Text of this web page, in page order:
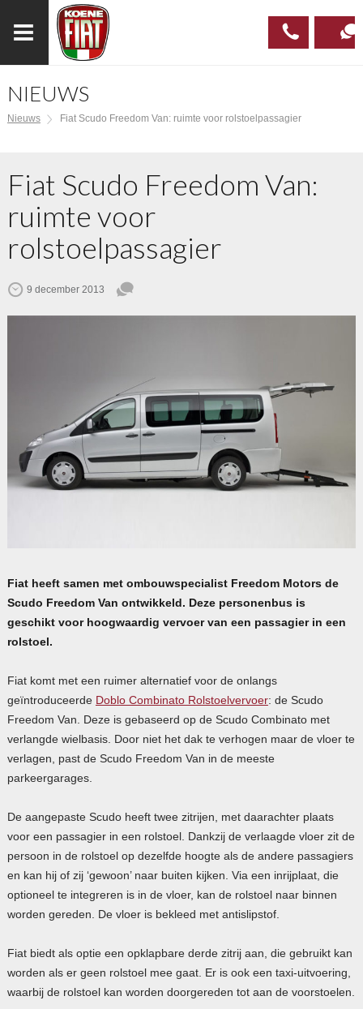
537 97
NIEUWS
Nieuws Fiat Scudo Freedom Van: ruimte voor rolstoelpassagier
Fiat Scudo Freedom Van:
ruimte voor
rolstoelpassagier
9 december 2013
Fiat heeft samen met ombouwspecialist Freedom Motors de
Scudo Freedom Van ontwikkeld. Deze personenbus is
geschikt voor hoogwaardig vervoer van een passagier in een
rolstoel.
Fiat komt met een ruimer alternatief voor de onlangs
geïntroduceerde Doblo Combinato Rolstoelvervoer: de Scudo
Freedom Van. Deze is gebaseerd op de Scudo Combinato met
verlangde wielbasis. Door niet het dak te verhogen maar de vloer te
verlagen, past de Scudo Freedom Van in de meeste
parkeergarages.
De aangepaste Scudo heeft twee zitrijen, met daarachter plaats
voor een passagier in een rolstoel. Dankzij de verlaagde vloer zit de
persoon in de rolstoel op dezelfde hoogte als de andere passagiers
en kan hij of zij ‘gewoon’ naar buiten kijken. Via een inrijplaat, die
optioneel te integreren is in de vloer, kan de rolstoel naar binnen
worden gereden. De vloer is bekleed met antislipstof.
Fiat biedt als optie een opklapbare derde zitrij aan, die gebruikt kan
worden als er geen rolstoel mee gaat. Er is ook een taxi-uitvoering,
waarbij de rolstoel kan worden doorgereden tot aan de voorstoelen.